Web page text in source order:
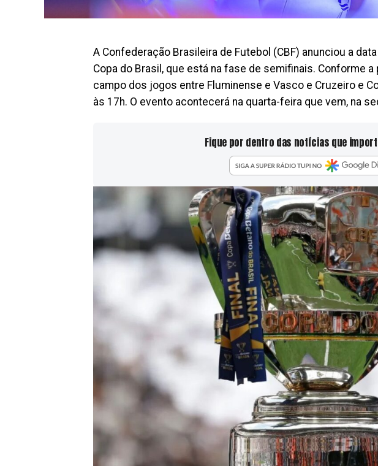
A Confederação Brasileira de Futebol (CBF) anunciou a
Copa do Brasil, que está na fase de semifinais. Conforme
campo dos jogos entre Fluminense e Vasco e Cruzeiro e
às 17h. O evento acontecerá na quarta-feira que vem, na
Fique por dentro das notícias que